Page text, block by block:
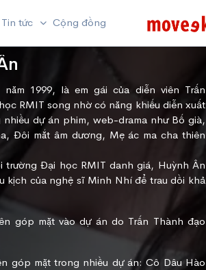
Tin tức Cộng đồng
1999, là em gái của diễn viên Trấn
RMIT song nhờ có năng khiếu diễn xuất
dự án phim, web-drama như Bố già,
Đôi mắt âm dương, Mẹ ác ma cha thiên
trường Đại học RMIT danh giá, Huỳnh Ân
kịch của nghệ sĩ Minh Nhí để trau dồi khả
góp mặt vào dự án do Trấn Thành đạo
góp mặt trong nhiều dự án: Cô Dâu Hào